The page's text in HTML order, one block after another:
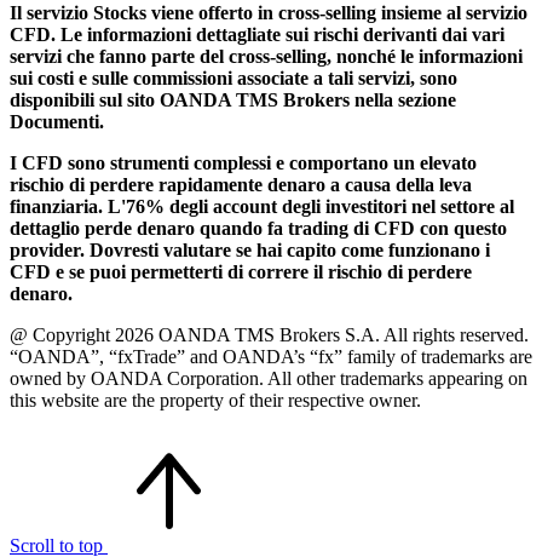
Il servizio Stocks viene offerto in cross-selling insieme al servizio
CFD. Le informazioni dettagliate sui rischi derivanti dai vari
servizi che fanno parte del cross-selling, nonché le informazioni
sui costi e sulle commissioni associate a tali servizi, sono
disponibili sul sito OANDA TMS Brokers nella sezione
Documenti.
I CFD sono strumenti complessi e comportano un elevato
rischio di perdere rapidamente denaro a causa della leva
finanziaria. L'76% degli account degli investitori nel settore al
dettaglio perde denaro quando fa trading di CFD con questo
provider. Dovresti valutare se hai capito come funzionano i
CFD e se puoi permetterti di correre il rischio di perdere
denaro.
@ Copyright 2026 OANDA TMS Brokers S.A. All rights reserved.
“OANDA”, “fxTrade” and OANDA’s “fx” family of trademarks are
owned by OANDA Corporation. All other trademarks appearing on
this website are the property of their respective owner.
Scroll to top